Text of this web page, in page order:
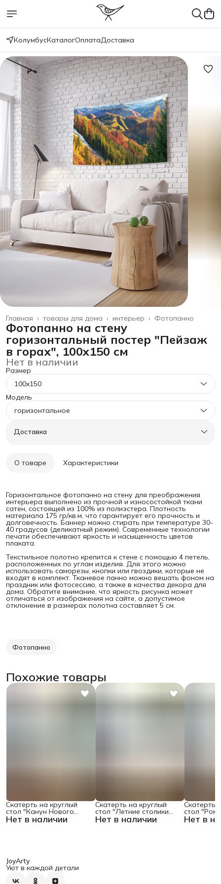
КолумбусКаталогОплатаДоставка
Фотопанно
интерьер ›
товары для дома ›
Главная ›
Фотопанно на стену
горизонтальный постер "Пейзаж
в горах", 100x150 см
Нет в наличии
Размер
100x150
Модель
горизонтальное
Доставка
О товаре Характеристики
Горизонтальное фотопанно на стену для преображения
интерьера выполнено из прочной и износостойкой ткани
сатен, состоящей из 100% из полиэстера. Плотность
материала 175 гр/кв.м, что гарантирует его прочность и
долговечность. Баннер можно стирать при температуре 30-
40 градусов (деликатный режим). Современные технологии
печати обеспечивают яркость и насыщенность цветов
плаката.
Текстильное полотно крепится к стене с помощью 4 петель,
расположенных по углам изделия. Для этого можно
использовать саморезы, кнопки или гвоздики, которые не
входят в комплект. Тканевое панно можно вешать фоном на
праздник или фотосессию, а также в качества декора для
дома. Обратите внимание, что яркость рисунка может
отличаться от изображения на сайте, а допустимое
отклонение в размерах полотна составляет 5 см.
Фотопанно
Похожие товары
Нет в наличии
Скатерть на круглый
стол "Канун Нового
Года", 150х150 , серия Нет в наличии
Скатерть на круглый
стол "Летние столики
кафе", 150х150 Нет в
Скатерть
стол
поляне",
JoyArty
Уют в каждой детали